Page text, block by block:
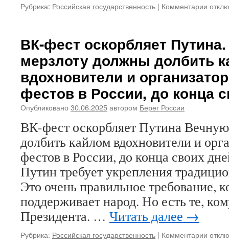
Рубрика: Российская государственность | Комментарии к
вокруг
на
Если
и
то
к
делу
какой-
ВК-фест оскорбляет
мерзлоту должны долбить
вдохновители и
фестов в России, до конца
Опубликовано 30.06.2025автором Берег России
ВК-фест оскорбляет Путина
долбить кайлом вдохновители и
фестов в России, до конца своих
Путин требует укрепления
Это очень правильное требование,
поддерживает народ. Но есть те,
Президента. … Читать далее →
Рубрика: Российская государственность | Комментарии к